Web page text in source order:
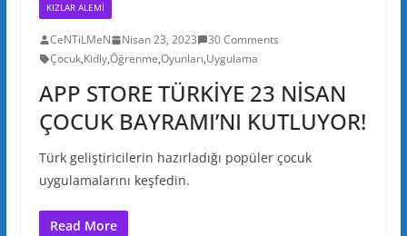
KIZLAR ALEMI
CeNTiLMeN Nisan 23, 2023
30 Comments
Çocuk,Kidly,Öğrenme,Oyunları,Uygulama
APP STORE TÜRKİYE 23 NİSAN
ÇOCUK BAYRAMI’NI KUTLUYOR!
Türk geliştiricilerin hazırladığı popüler çocuk
uygulamalarını keşfedin.
Read More